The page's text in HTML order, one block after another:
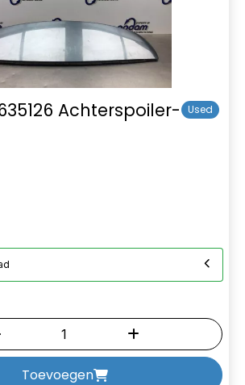
Achterspoiler-
Used
Toevoegen